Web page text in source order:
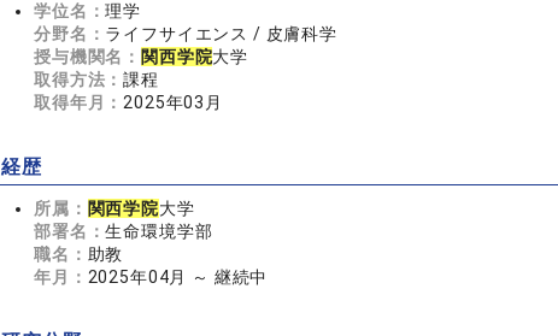
学位名：理学
分野名： ライフサイエンス / 皮膚科学
授与機関名： 関西学院大学
取得方法：課程
取得年月： 2025年03月
経歴
所属： 関西学院大学
部署名：生命環境学部
職名： 助教
年月： 2025年04月 ～ 継続中